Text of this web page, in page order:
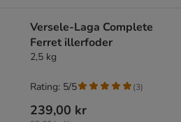
Versele-Laga Complete
Ferret illerfoder
2,5 kg
239,00 kr
Rating: 5/5 (3)